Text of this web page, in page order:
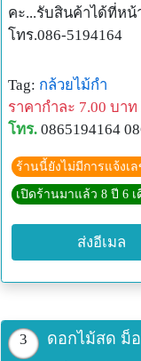
คะ...รับสินค้าได้ที่ห
โทร.086-5194164
Tag: กล้วยไม้กำ
ราคากำละ 7.00 บาท
โทร. 0865194164
ร้านนี้ยังไม่มีการแจ้งเ
เปิดร้านมาแล้ว 8 ปี 6
ส่งอีเมล
3
ดอกไม้สด ม็